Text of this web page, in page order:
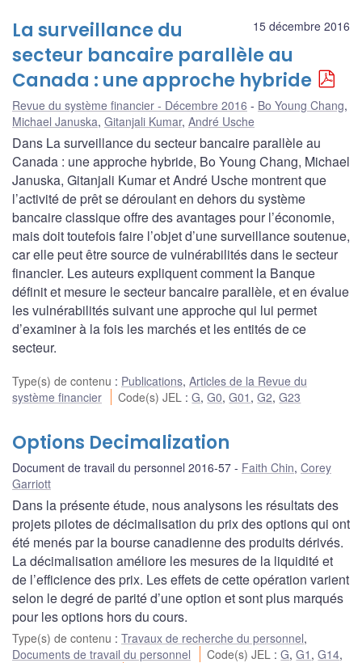
15 décembre 2016
La surveillance du
secteur bancaire parallèle au
Canada : une approche hybride
Revue du système financier - Décembre 2016 Bo Young Chang,
Michael Januska, Gitanjali Kumar, André Usche
Dans La surveillance du secteur bancaire parallèle au
Canada : une approche hybride, Bo Young Chang, Michael
Januska, Gitanjali Kumar et André Usche montrent que
l’activité de prêt se déroulant en dehors du système
bancaire classique offre des avantages pour l’économie,
mais doit toutefois faire l’objet d’une surveillance soutenue,
car elle peut être source de vulnérabilités dans le secteur
financier. Les auteurs expliquent comment la Banque
définit et mesure le secteur bancaire parallèle, et en évalue
les vulnérabilités suivant une approche qui lui permet
d’examiner à la fois les marchés et les entités de ce
secteur.
Type(s) de contenu : Publications, Articles de la Revue du
système financier
Code(s) JEL :G,G0,G01 ,G2,G23
Options Decimalization
Document de travail du personnel 2016-57 Faith Chin, Corey
Garriott
Dans la présente étude, nous analysons les résultats des
projets pilotes de décimalisation du prix des options qui ont
été menés par la bourse canadienne des produits dérivés.
La décimalisation améliore les mesures de la liquidité et
de l’efficience des prix. Les effets de cette opération varient
selon le degré de parité d’une option et sont plus marqués
pour les options hors du cours.
Type(s) de contenu : Travaux de recherche du personnel,
Documents de travail du personnel
Code(s) JEL :G,G1 ,G14,